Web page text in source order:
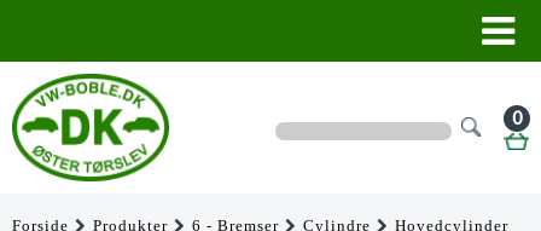
0
Forside Produkter 6 - Bremser Cylindre
Hovedcylinder